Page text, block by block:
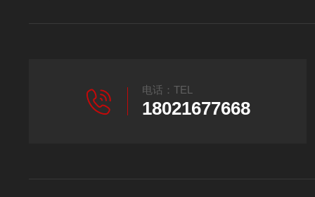
电话：TEL
18021677668